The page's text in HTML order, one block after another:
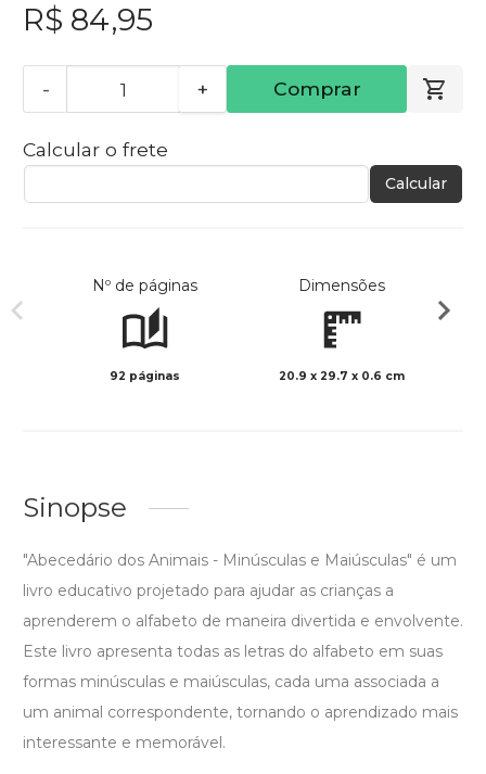
R$ 84,95
- + Comprar
Calcular o frete
Calcular
Nº de páginas
92 páginas
Dimensões
20.9 x 29.7 x 0.6 cm
Sinopse
"Abecedário dos Animais - Minúsculas e Maiúsculas" é um
livro educativo projetado para ajudar as crianças a
aprenderem o alfabeto de maneira divertida e envolvente.
Este livro apresenta todas as letras do alfabeto em suas
formas minúsculas e maiúsculas, cada uma associada a
um animal correspondente, tornando o aprendizado mais
interessante e memorável.